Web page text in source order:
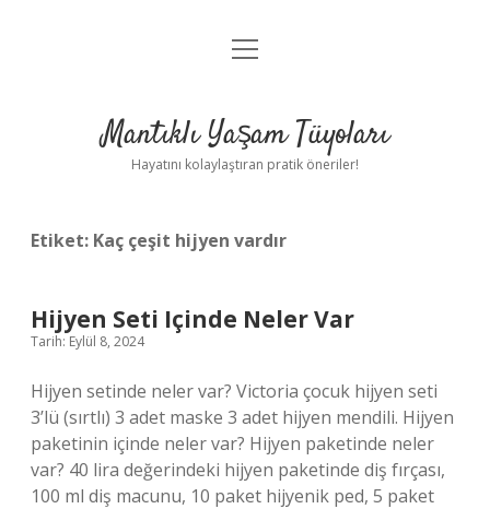
Anasayfa
Yasal Uyarı
menüyü
Mantıklı Yaşam Tüyoları
Hayatını kolaylaştıran pratik öneriler!
Etiket: Kaç çeşit hijyen vardır
Hijyen Seti Içinde Neler Var
Tarih: Eylül 8, 2024
Hijyen setinde neler var? Victoria çocuk hijyen seti
3’lü (sırtlı) 3 adet maske 3 adet hijyen mendili. Hijyen
paketinin içinde neler var? Hijyen paketinde neler
var? 40 lira değerindeki hijyen paketinde diş fırçası,
100 ml diş macunu, 10 paket hijyenik ped, 5 paket